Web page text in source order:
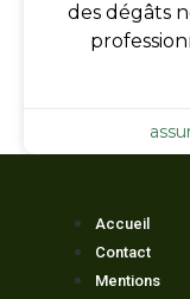
des dégâts
Accueil
Contact
Mentions